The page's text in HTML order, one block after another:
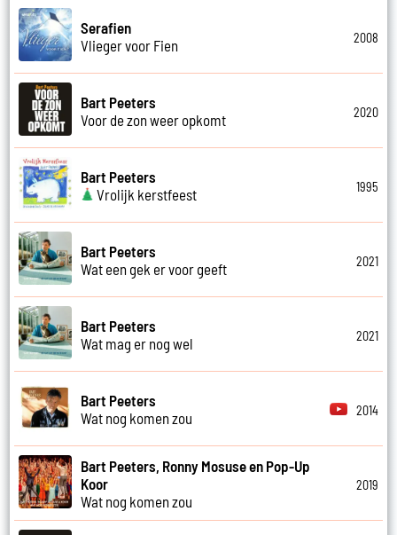
Serafien
Vlieger voor Fien
2008
Bart Peeters
Voor de zon weer opkomt
2020
Bart Peeters
Vrolijk kerstfeest
1995
Bart Peeters
Wat een gek er voor geeft
2021
Bart Peeters
Wat mag er nog wel
2021
Bart Peeters
Wat nog komen zou
2014
Bart Peeters, Ronny Mosuse en Pop-Up
Koor
Wat nog komen zou
2019